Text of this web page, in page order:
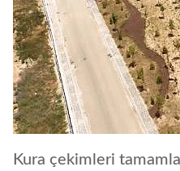
Kura çekimleri